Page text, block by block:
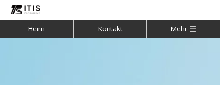
Heim Kontakt Mehr